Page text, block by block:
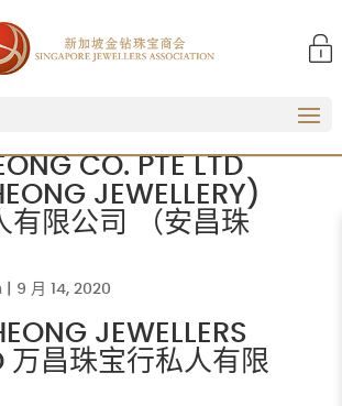
CO. PTE LTD
JEWELLERY)
有限公司 （安昌珠
9 月 14, 2020
JEWELLERS
万昌珠宝行私人有限